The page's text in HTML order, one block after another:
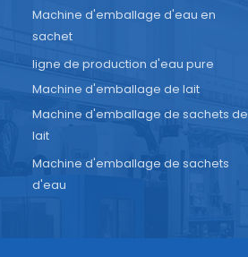
optimiser les performances
jus en sachet entièrement
fonctionne avec une efficacité
du jus emballé de haute
Machine d'emballage d'eau en
sachet
ligne de production d'eau pure
Machine d'emballage de lait
Machine d'emballage de sachets de
lait
Machine d'emballage de sachets
d'eau